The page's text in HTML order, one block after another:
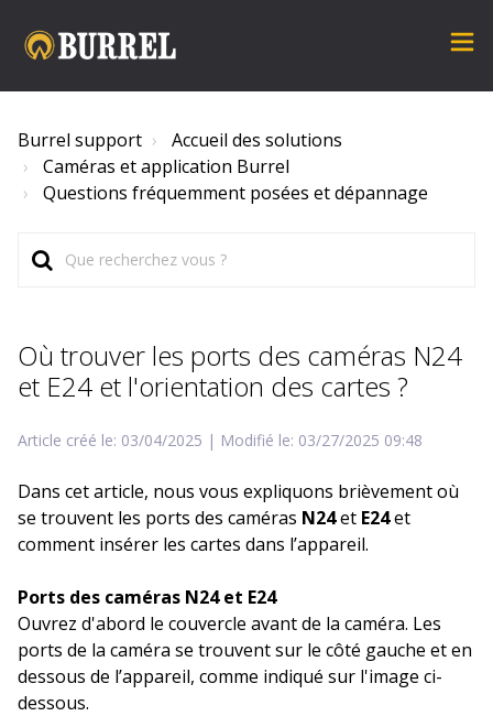
Burrel support
Accueil des solutions
Caméras et application Burrel
Questions fréquemment posées et dépannage
Où trouver les ports des caméras N24
et E24 et l'orientation des cartes ?
Article créé le: 03/04/2025 | Modifié le: 03/27/2025 09:48
Dans cet article, nous vous expliquons brièvement où
se trouvent les ports des caméras N24et E24et
comment insérer les cartes dans l’appareil.
Ports des caméras N24 et E24
Ouvrez d'abord le couvercle avant de la caméra. Les
ports de la caméra se trouvent sur le côté gauche et en
dessous de l’appareil, comme indiqué sur l'image ci-
dessous.